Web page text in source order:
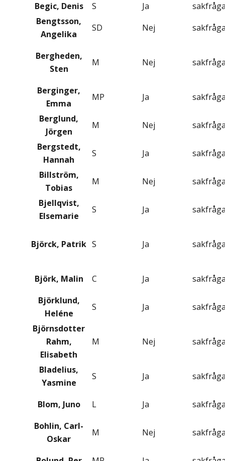
Begic, Denis
S Ja
Bengtsson,
Angelika
SD Nej
Bergheden,
Sten
M Nej
Berginger,
Emma
MP Ja
Berglund,
Jörgen
M Nej
Bergstedt,
Hannah
S Ja
Billström,
Tobias
M Nej
Bjellqvist,
Elsemarie
S Ja
Björck, Patrik S Ja
Björk, Malin C Ja
Björklund,
Heléne
S Ja
Björnsdotter
Rahm,
Elisabeth
M Nej
Bladelius,
Yasmine
S Ja
Blom, Juno L Ja
Bohlin, Carl-
Oskar
M Nej